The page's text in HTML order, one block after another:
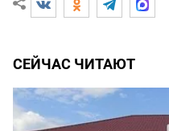
СЕЙЧАС ЧИТАЮТ